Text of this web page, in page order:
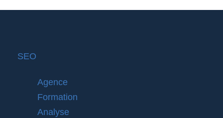
SEO
Agence
Formation
Analyse